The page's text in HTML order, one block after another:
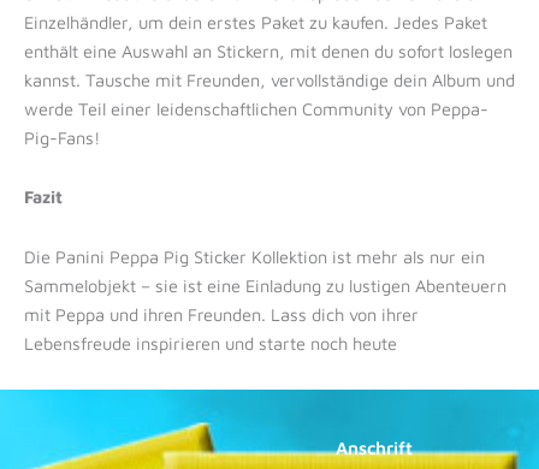
Einzelhändler, um dein erstes Paket zu kaufen. Jedes Paket
enthält eine Auswahl an Stickern, mit denen du sofort loslegen
kannst. Tausche mit Freunden, vervollständige dein Album und
werde Teil einer leidenschaftlichen Community von Peppa-
Pig-Fans!
Fazit
Die Panini Peppa Pig Sticker Kollektion ist mehr als nur ein
Sammelobjekt – sie ist eine Einladung zu lustigen Abenteuern
mit Peppa und ihren Freunden. Lass dich von ihrer
Lebensfreude inspirieren und starte noch heute
Anschrift